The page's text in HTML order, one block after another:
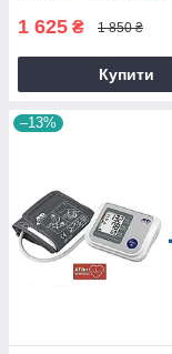
1 625 ₴ 1 850 ₴
Купити
–13%